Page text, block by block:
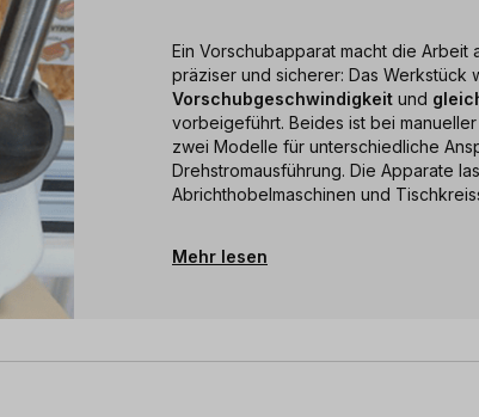
Ein Vorschubapparat macht die
präziser und sicherer: Das Werkstück
Vorschubgeschwindigkeit und
vorbeigeführt. Beides ist bei
zwei Modelle für unterschiedliche
Drehstromausführung. Die Apparate
Abrichthobelmaschinen und
Mehr lesen